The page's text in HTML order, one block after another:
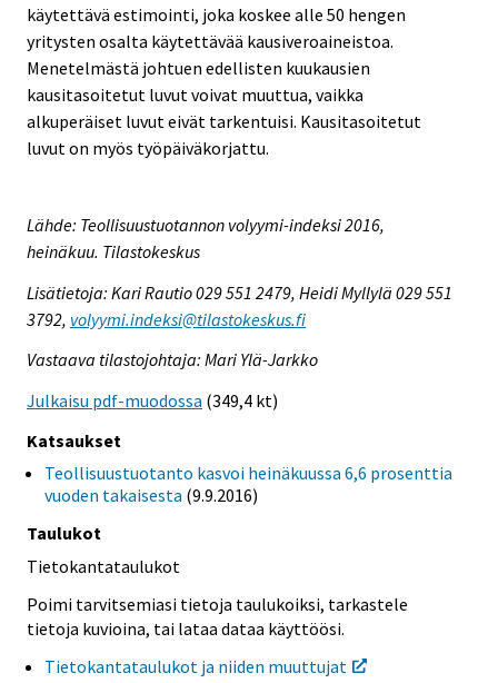
käytettävä estimointi, joka koskee alle 50 hengen
yritysten osalta käytettävää kausiveroaineistoa.
Menetelmästä johtuen edellisten kuukausien
kausitasoitetut luvut voivat muuttua, vaikka
alkuperäiset luvut eivät tarkentuisi. Kausitasoitetut
luvut on myös työpäiväkorjattu.
Lähde: Teollisuustuotannon volyymi-indeksi 2016,
heinäkuu. Tilastokeskus
Lisätietoja: Kari Rautio 029 551 2479, Heidi Myllylä 029 551
3792, volyymi.indeksi@tilastokeskus.fi
Vastaava tilastojohtaja: Mari Ylä-Jarkko
Julkaisu pdf-muodossa (349,4 kt)
Katsaukset
Teollisuustuotanto kasvoi heinäkuussa 6,6 prosenttia
vuoden takaisesta (9.9.2016)
Taulukot
Tietokantataulukot
Poimi tarvitsemiasi tietoja taulukoiksi, tarkastele
tietoja kuvioina, tai lataa dataa käyttöösi.
Tietokantataulukot ja niiden muuttujat